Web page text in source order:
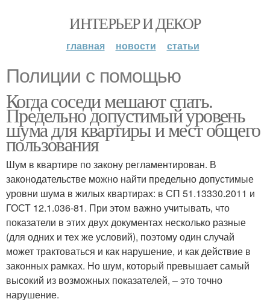
ИНТЕРЬЕР И ДЕКОР
главная новости статьи
Полиции с помощью
Когда соседи мешают спать.
Предельно допустимый уровень
шума для квартиры и мест общего
пользования
Шум в квартире по закону регламентирован. В
законодательстве можно найти предельно допустимые
уровни шума в жилых квартирах: в СП 51.13330.2011 и
ГОСТ 12.1.036-81. При этом важно учитывать, что
показатели в этих двух документах несколько разные
(для одних и тех же условий), поэтому один случай
может трактоваться и как нарушение, и как действие в
законных рамках. Но шум, который превышает самый
высокий из возможных показателей, – это точно
нарушение.